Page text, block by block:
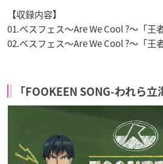
【収録内容】
01.ベスフェス～Are We Cool ?～「王
02.ベスフェス～Are We Cool ?～「王
「FOOKEEN SONG-われら立